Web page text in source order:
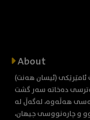
About
(ئیسان هەنت) و تیمی هێزی ئەرکی مەحاڵ دەبێت ئامێرێکی
دەخاتە سەر گشت
هەڵەوە، لەگەڵ لە
و چارەنووسی جیهان،